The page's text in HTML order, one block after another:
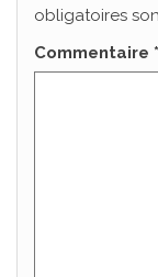
obligatoires
Commentaire *